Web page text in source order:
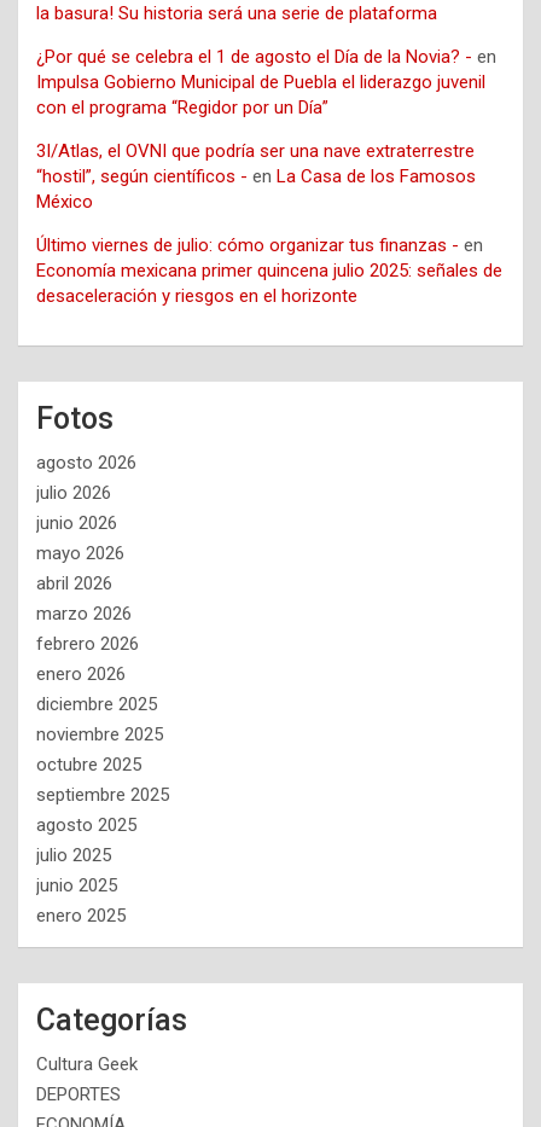
la basura! Su historia será una serie de plataforma
¿Por qué se celebra el 1 de agosto el Día de la Novia? - en
Impulsa Gobierno Municipal de Puebla el liderazgo juvenil
con el programa “Regidor por un Día”
3I/Atlas, el OVNI que podría ser una nave extraterrestre
“hostil”, según científicos - en La Casa de los Famosos
México
Último viernes de julio: cómo organizar tus finanzas - en
Economía mexicana primer quincena julio 2025: señales de
desaceleración y riesgos en el horizonte
Fotos
agosto 2026
julio 2026
junio 2026
mayo 2026
abril 2026
marzo 2026
febrero 2026
enero 2026
diciembre 2025
noviembre 2025
octubre 2025
septiembre 2025
agosto 2025
julio 2025
junio 2025
enero 2025
Categorías
Cultura Geek
DEPORTES